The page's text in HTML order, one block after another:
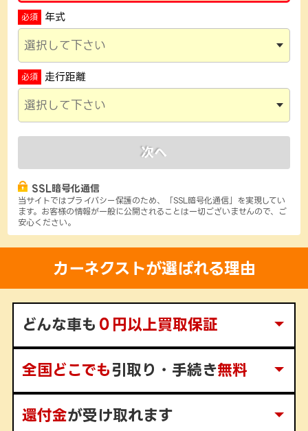
必須 年式
必須 走行距離
次へ
SSL暗号化通信
当サイトではプライバシー保護のため、「SSL暗号化通信」を実現してい
ます。お客様の情報が一般に公開されることは一切ございませんので、ご
安心ください。
カーネクストが選ばれる理由
どんな車も ０円以上買取保証
全国どこでも引取り・手続き無料
還付金が受け取れます